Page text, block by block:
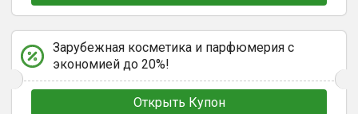
Зарубежная косметика и парфюмерия с
экономией до 20%!
Открыть Купон